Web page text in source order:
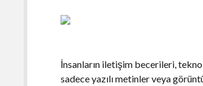
İnsanların iletişim becerileri,
sadece yazılı metinler veya